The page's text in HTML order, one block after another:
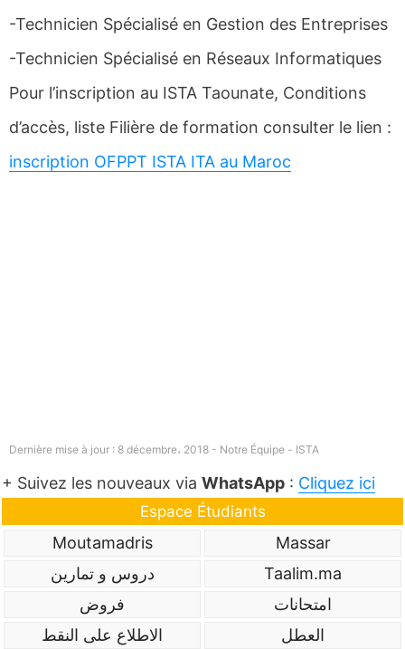
-Technicien Spécialisé en Gestion des Entreprises
-Technicien Spécialisé en Réseaux Informatiques
Pour l’inscription au ISTA Taounate, Conditions
d’accès, liste Filière de formation consulter le lien :
inscription OFPPT ISTA ITA au Maroc
Dernière mise à jour : 8 décembre، 2018 - Notre Équipe - ISTA
+ Suivez les nouveaux via WhatsApp : Cliquez ici
Espace Étudiants
Massar
Moutamadris
Taalim.ma
دروس و تمارين
امتحانات
فروض
العطل
الاطلاع على النقط